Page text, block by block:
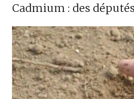
Cadmium : des